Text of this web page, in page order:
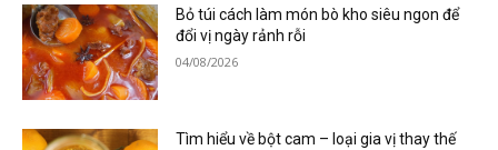
Bỏ túi cách làm món bò kho siêu ngon để
đổi vị ngày rảnh rỗi
04/08/2026
Tìm hiểu về bột cam – loại gia vị thay thế